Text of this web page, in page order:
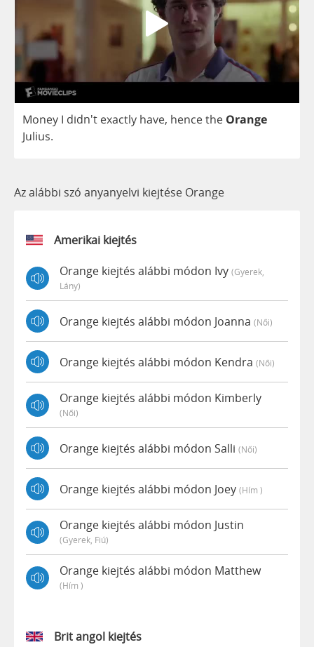
Money I didn't exactly have, hencethe Orange
Julius.
Az alábbi szó anyanyelvi kiejtése Orange
Amerikai kiejtés
Orange kiejtés alábbi módon Ivy (gyerek,
Lány)
Orange kiejtés alábbi módon Joanna (női)
Orange kiejtés alábbi módon Kendra (női)
Orange kiejtés alábbi módon Kimberly
(női)
Orange kiejtés alábbi módon Salli (női)
Orange kiejtés alábbi módon Joey (hím )
Orange kiejtés alábbi módon Justin
(gyerek, Fiú)
Orange kiejtés alábbi módon Matthew
(hím )
Brit angol kiejtés